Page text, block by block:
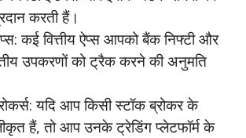
करती हैं।
कई वित्तीय ऐप्स आपको बैंक निफ्टी और
उपकरणों को ट्रैक करने की अनुमति
यदि आप किसी स्टॉक ब्रोकर के
हैं, तो आप उनके ट्रेडिंग प्लेटफॉर्म के